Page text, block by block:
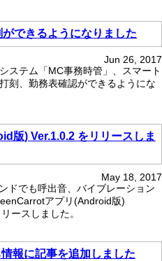
できるようになりました
Jun 26, 2017
ステム「MC事務時管」、スマート
刻、勤務表確認ができるようにな
版) Ver.1.0.2 をリリースしま
May 18, 2017
ドでも呼出音、バイブレーション
アプリ(Android版)
ースしました。
報に記事を追加しました